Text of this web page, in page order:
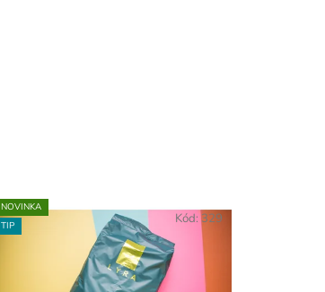
NOVINKA
TIP
Kód:329